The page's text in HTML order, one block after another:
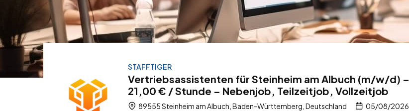
STAFFTIGER
Vertriebsassistenten für Steinheim am Albuch (m/w/d) –
21,00 € / Stunde – Nebenjob, Teilzeitjob, Vollzeitjob
89555 Steinheim am Albuch, Baden-Württemberg, Deutschland 05/08/2026